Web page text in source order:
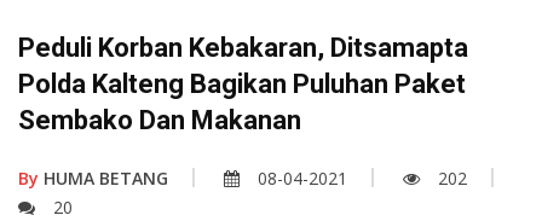
Peduli Korban Kebakaran, Ditsamapta
Polda Kalteng Bagikan Puluhan Paket
Sembako Dan Makanan
By HUMA BETANG 08-04-2021
202
20